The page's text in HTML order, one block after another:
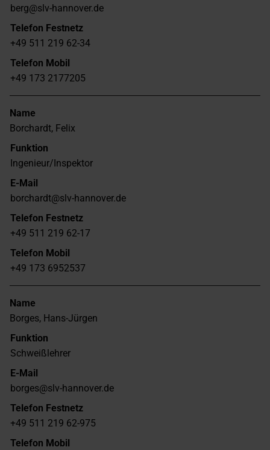
berg@slv-hannover.de
Telefon Festnetz
+49 511 219 62-34
Telefon Mobil
+49 173 2177205
Name
Borchardt, Felix
Funktion
Ingenieur/Inspektor
E-Mail
borchardt@slv-hannover.de
Telefon Festnetz
+49 511 219 62-17
Telefon Mobil
+49 173 6952537
Name
Borges, Hans-Jürgen
Funktion
Schweißlehrer
E-Mail
borges@slv-hannover.de
Telefon Festnetz
+49 511 219 62-975
Telefon Mobil